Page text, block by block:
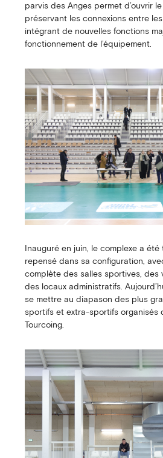
parvis des Anges permet d’ouvrir
préservant les connexions entre
intégrant de nouvelles fonctions
fonctionnement de l’équipement.
Inauguré en juin, le complexe a
repensé dans sa configuration,
complète des salles sportives, des
des locaux administratifs.
se mettre au diapason des plus
sportifs et extra-sportifs organisés
Tourcoing.